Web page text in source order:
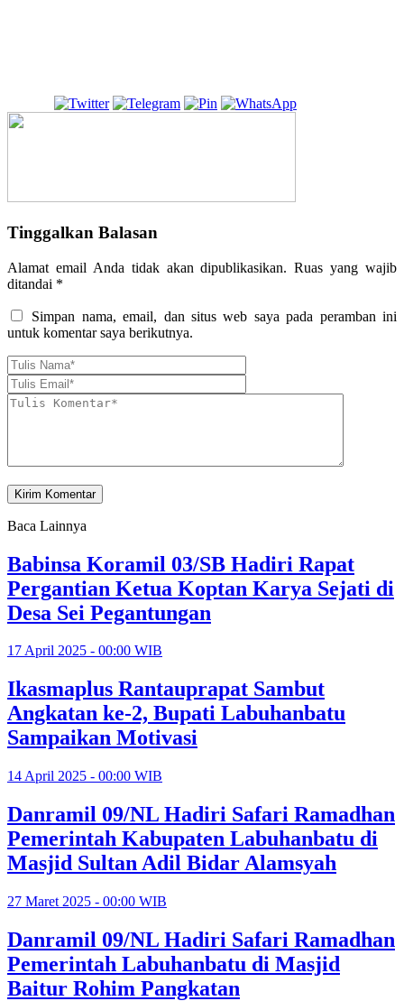
Tinggalkan Balasan
Alamat email Anda tidak akan dipublikasikan. Ruas yang wajib
ditandai *
Simpan nama, email, dan situs web saya pada peramban ini
untuk komentar saya berikutnya.
Baca Lainnya
Babinsa Koramil 03/SB Hadiri Rapat
Pergantian Ketua Koptan Karya Sejati di
Desa Sei Pegantungan
17 April 2025 - 00:00 WIB
Ikasmaplus Rantauprapat Sambut
Angkatan ke-2, Bupati Labuhanbatu
Sampaikan Motivasi
14 April 2025 - 00:00 WIB
Danramil 09/NL Hadiri Safari Ramadhan
Pemerintah Kabupaten Labuhanbatu di
Masjid Sultan Adil Bidar Alamsyah
27 Maret 2025 - 00:00 WIB
Danramil 09/NL Hadiri Safari Ramadhan
Pemerintah Labuhanbatu di Masjid
Baitur Rohim Pangkatan